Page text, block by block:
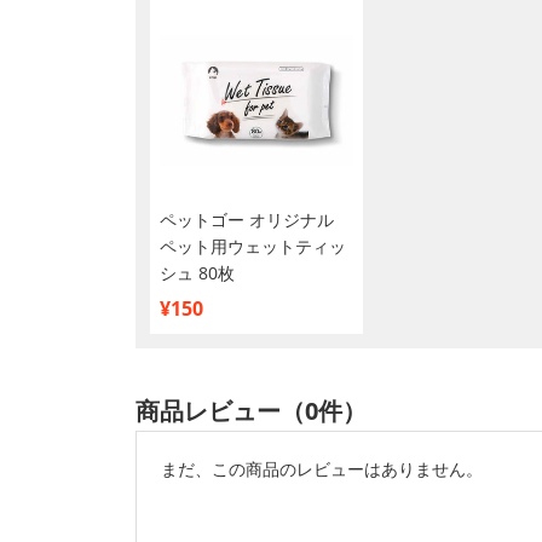
ペットゴー オリジナル
ペット用ウェットティッ
シュ 80枚
¥150
商品レビュー（0件）
まだ、この商品のレビューはありません。